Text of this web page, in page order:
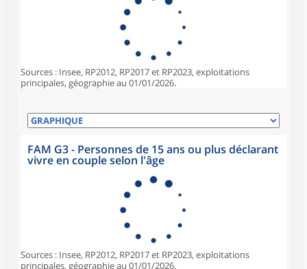
Sources : Insee, RP2012, RP2017 et RP2023, exploitations
principales, géographie au 01/01/2026.
FAM G3 - Personnes de 15 ans ou plus déclarant
vivre en couple selon l'âge
Sources : Insee, RP2012, RP2017 et RP2023, exploitations
principales, géographie au 01/01/2026.